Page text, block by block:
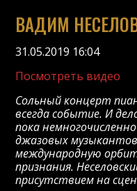
ВАДИМ
31.05.2019 16:04
Посмотреть видео
Сольный концерт
всегда событие. И
пока
джазовых
международную
признания.
присутствием на